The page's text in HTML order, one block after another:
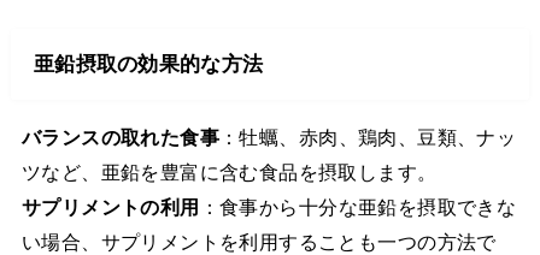
亜鉛摂取の効果的な方法
バランスの取れた食事 ：牡蠣、赤肉、鶏肉、豆類、ナッ
ツなど、亜鉛を豊富に含む食品を摂取します。
サプリメントの利用
：食事から十分な亜鉛を摂取できな
い場合、サプリメントを利用することも一つの方法で